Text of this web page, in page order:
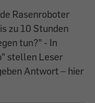
Rasenroboter
zu 10 Stunden
tun?" - In
stellen Leser
Antwort – hier